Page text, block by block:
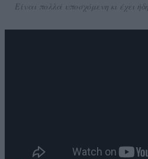
Είναι πολλά υποσχόμενη κι έχει